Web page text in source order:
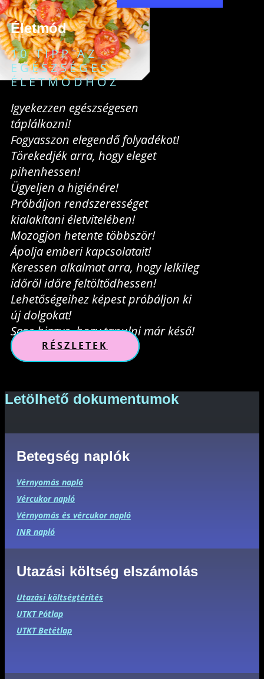
Életmód
10 TIPP AZ
EGÉSZSÉGES
ÉLETMÓDHOZ
Igyekezzen egészségesen
táplálkozni!
Fogyasszon elegendő folyadékot!
Törekedjék arra, hogy eleget
pihenhessen!
Ügyeljen a higiénére!
Próbáljon rendszerességet
kialakítani életvitelében!
Mozogjon hetente többször!
Ápolja emberi kapcsolatait!
Keressen alkalmat arra, hogy lelkileg
időről időre feltöltődhessen!
Lehetőségeihez képest próbáljon ki
új dolgokat!
Sose higgye, hogy tanulni már késő!
RÉSZLETEK
Letölhető dokumentumok
Betegség naplók
Vérnyomás napló
Vércukor napló
Vérnyomás és vércukor napló
INR napló
Utazási költség elszámolás
Utazási költségtérítés
UTKT Pótlap
UTKT Betétlap